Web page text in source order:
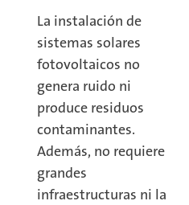
La instalación de
sistemas solares
fotovoltaicos no
genera ruido ni
produce residuos
contaminantes.
Además, no requiere
grandes
infraestructuras ni la